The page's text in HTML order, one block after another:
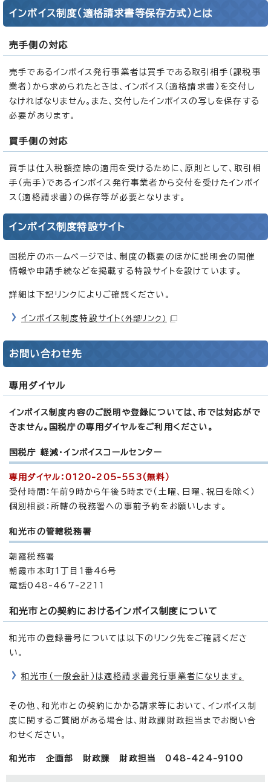
インボイス制度（適格請求書等保存方式）とは
売手側の対応
売手であるインボイス発行事業者は買手である取引相手（課税事
業者）から求められたときは、インボイス（適格請求書）を交付し
なければなりません。また、交付したインボイスの写しを保存する
必要があります。
買手側の対応
買手は仕入税額控除の適用を受けるために、原則として、取引相
手（売手）であるインボイス発行事業者から交付を受けたインボイ
ス（適格請求書）の保存等が必要となります。
インボイス制度特設サイト
国税庁のホームページでは、制度の概要のほかに説明会の開催
情報や申請手続などを掲載する特設サイトを設けています。
詳細は下記リンクによりご確認ください。
インボイス制度特設サイト （外部リンク）
お問い合わせ先
専用ダイヤル
インボイス制度内容のご説明や登録については、市では対応がで
きません。国税庁の専用ダイヤルをご利用ください。
国税庁 軽減・インボイスコールセンター
専用ダイヤル：0120-205-553（無料）
受付時間：午前9時から午後5時まで（土曜、日曜、祝日を除く）
個別相談：所轄の税務署への事前予約をお願いします。
和光市の管轄税務署
朝霞税務署
朝霞市本町1丁目1番46号
電話048-467-2211
和光市との契約におけるインボイス制度について
和光市の登録番号については以下のリンク先をご確認くださ
い。
和光市（一般会計）は適格請求書発行事業者になります。
その他、和光市との契約にかかる請求等において、インボイス制
度に関するご質問がある場合は、財政課財政担当までお問い合
わせください。
和光市 企画部 財政課 財政担当 048-424-9100